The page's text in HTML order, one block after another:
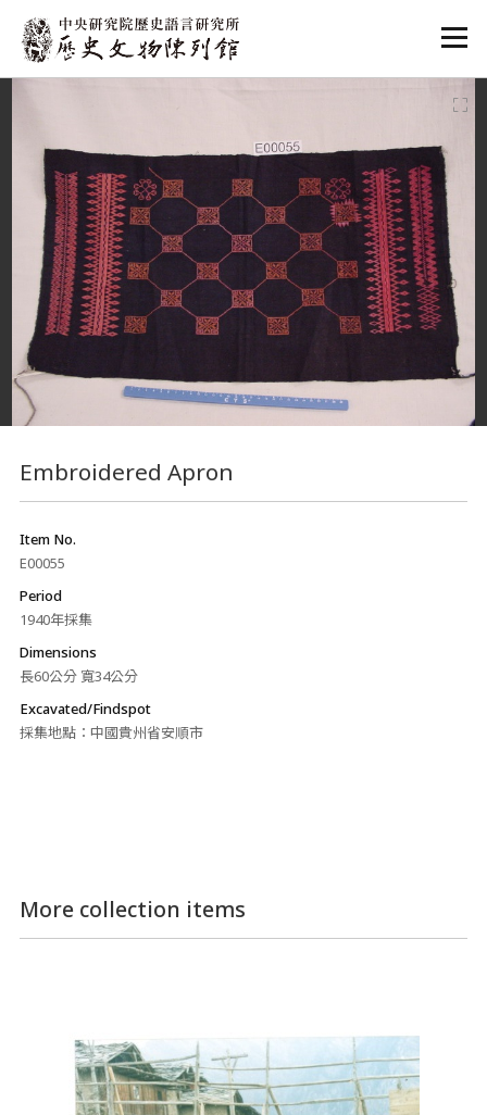
:::
Embroidered Apron
Item No.
E00055
Period
1940年採集
Dimensions
長60公分 寬34公分
Excavated/Findspot
採集地點：中國貴州省安順市
More collection items